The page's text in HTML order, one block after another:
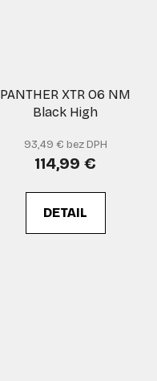
PANTHER XTR O6 NM
Black High
93,49 € bez DPH
114,99 €
DETAIL